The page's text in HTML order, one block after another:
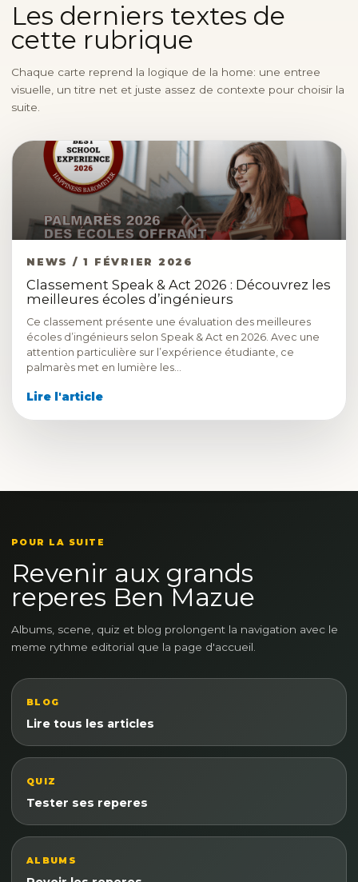
Les derniers textes de
cette rubrique
Chaque carte reprend la logique de la home: une entree
visuelle, un titre net et juste assez de contexte pour choisir la
suite.
NEWS / 1 FÉVRIER 2026
Classement Speak & Act 2026 : Découvrez les
meilleures écoles d’ingénieurs
Ce classement présente une évaluation des meilleures
écoles d’ingénieurs selon Speak & Act en 2026. Avec une
attention particulière sur l’expérience étudiante, ce
palmarès met en lumière les…
Lire l'article
POUR LA SUITE
Revenir aux grands
reperes Ben Mazue
Albums, scene, quiz et blog prolongent la navigation avec le
meme rythme editorial que la page d'accueil.
BLOG
Lire tous les articles
QUIZ
Tester ses reperes
ALBUMS